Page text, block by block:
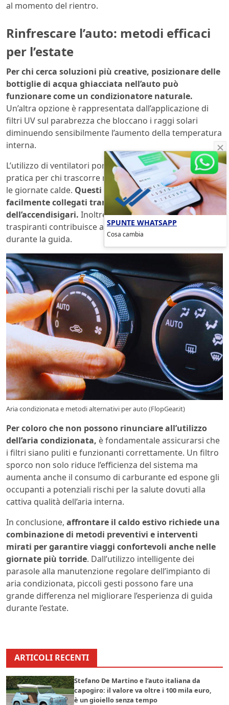
al momento del rientro.
Rinfrescare l’auto: metodi efficaci
per l’estate
Per chi cerca soluzioni più creative, posizionare delle
bottiglie di acqua ghiacciata nell’auto può
funzionare come un condizionatore naturale.
Un’altra opzione è rappresentata dall’applicazione di
filtri UV sul parabrezza che bloccano i raggi solari
diminuendo sensibilmente l’aumento della temperatura
interna.
L’utilizzo di ventilatori portatili offre una soluzione
pratica per chi trascorre molto tempo in auto durante
le giornate calde. Questi dispositivi possono essere
facilmente collegati tramite USB o alla presa
dell’accendisigari. Inoltre, indossare abiti leggeri e
traspiranti contribuisce a mantenere il corpo fresco
durante la guida.
Aria condizionata e metodi alternativi per auto (FlopGear.it)
Per coloro che non possono rinunciare all’utilizzo
dell’aria condizionata, è fondamentale assicurarsi che
i filtri siano puliti e funzionanti correttamente. Un filtro
sporco non solo riduce l’efficienza del sistema ma
aumenta anche il consumo di carburante ed espone gli
occupanti a potenziali rischi per la salute dovuti alla
cattiva qualità dell’aria interna.
In conclusione, affrontare il caldo estivo richiede una
combinazione di metodi preventivi e interventi
mirati per garantire viaggi confortevoli anche nelle
giornate più torride. Dall’utilizzo intelligente dei
parasole alla manutenzione regolare dell’impianto di
aria condizionata, piccoli gesti possono fare una
grande differenza nel migliorare l’esperienza di guida
durante l’estate.
ARTICOLI RECENTI
Stefano De Martino e l’auto italiana da
capogiro: il valore va oltre i 100 mila euro,
è un gioiello senza tempo
SPUNTE WHATSAPP
Cosa cambia